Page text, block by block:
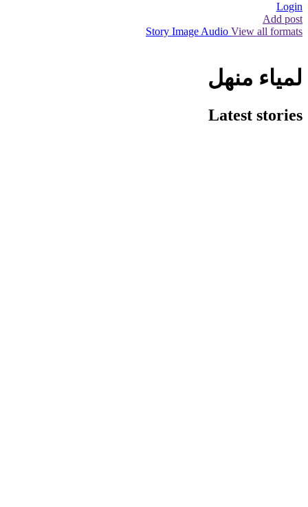
Login
Add post
Story Image Audio View all formats
لمياء منهل
Latest stories